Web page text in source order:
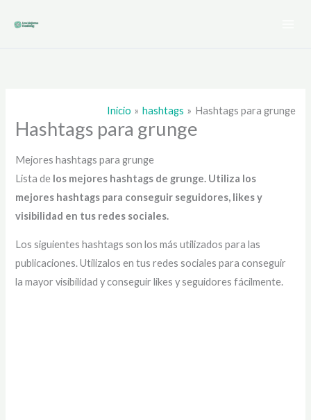
Inicio hashtags Hashtags para grunge
Hashtags para grunge
Mejores hashtags para grunge
Lista de los mejores hashtags de grunge. Utiliza los
mejores hashtags para conseguir seguidores, likes y
visibilidad en tus redes sociales.
Los siguientes hashtags son los más utilizados para las
publicaciones. Utilizalos en tus redes sociales para conseguir
la mayor visibilidad y conseguir likes y seguidores fácilmente.